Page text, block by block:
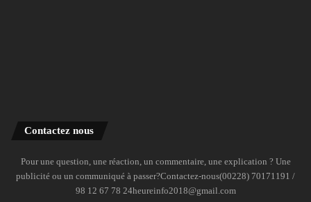
Contactez nous
Pour une question, une réaction, un commentaire, une explication ? Une
publicité ou un communiqué à passer?Contactez-nous(00228) 70171191 /
98 12 67 78 24heureinfo2018@gmail.com